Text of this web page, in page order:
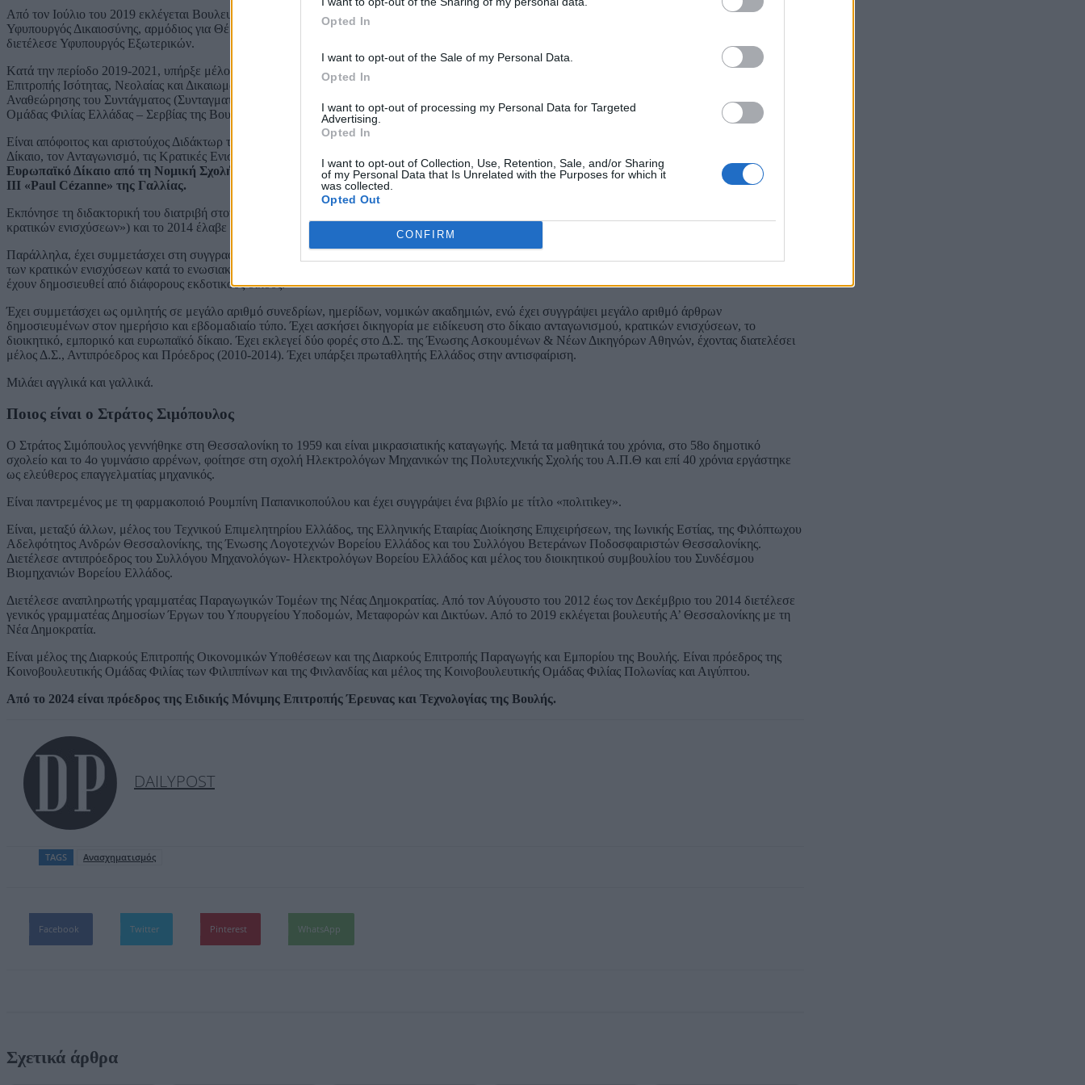
Opted In
I want to opt-out of the Sale of my Personal Data.
Opted In
I want to opt-out of processing my Personal Data for Targeted
Advertising.
Opted In
I want to opt-out of Collection, Use, Retention, Sale, and/or Sharing
of my Personal Data that Is Unrelated with the Purposes for which it
was collected.
Opted Out
CONFIRM
Από τον Ιούλιο του 2019 εκλέγεται Βουλευτής Δυτικής Αττικής με τη Νέα Δημοκρατία και από τον Ιανουάριο του 2021 έως τον Μάιο του 2023 διετέλεσε
Υφυπουργός Δικαιοσύνης, αρμόδιος για Θέματα Διεθνούς Συνεργασίας και Ανθρωπίνων Δικαιωμάτων. Από τον Ιούνιο του 2023 ως τον Μάρτιο του 2025
διετέλεσε Υφυπουργός Εξωτερικών.
Kατά την περίοδο 2019-2021, υπήρξε μέλος της Διαρκούς Επιτροπής Δημόσιας Διοίκησης, Δημόσιας Τάξης και Δικαιοσύνης, της Ειδικής Μόνιμης
Επιτροπής Ισότητας, Νεολαίας και Δικαιωμάτων του Ανθρώπου, της Υποεπιτροπής για τα θέματα των ατόμων με αναπηρία και της Επιτροπής
Αναθεώρησης του Συντάγματος (Συνταγματική Αναθεώρηση 2019), Αντιπρόεδρος της Ομάδας Φιλίας Ελλάδας – Γαλλίας της Βουλής και Μέλος της
Ομάδας Φιλίας Ελλάδας – Σερβίας της Βουλής.
Είναι απόφοιτος και αριστούχος Διδάκτωρ της Νομικής Σχολής του Εθνικού και Καποδιστριακού Πανεπιστημίου Αθηνών, με ειδίκευση στο Ευρωπαϊκό
Δίκαιο, τον Ανταγωνισμό, τις Κρατικές Ενισχύσεις, το Δίκαιο Επιχειρήσεων και το Διοικητικό Δίκαιο. Είναι κάτοχος δύο μεταπτυχιακών τίτλων,
Ευρωπαϊκό Δίκαιο από τη Νομική Σχολή Αθηνών και στο Διοικητικό Δίκαιο και την Τοπική Αυτοδιοίκηση από το Πανεπιστήμιο Aix-Marseille
III «Paul Cézanne» της Γαλλίας.
Εκπόνησε τη διδακτορική του διατριβή στον Τομέα Διεθνών Σπουδών της Νομικής Σχολής Αθηνών στο Ευρωπαϊκό Δίκαιο («Ανάκτηση παράνομων
κρατικών ενισχύσεων») και το 2014 έλαβε τον τίτλο του Διδάκτορος με βαθμό «Άριστα».
Παράλληλα, έχει συμμετάσχει στη συγγραφή μελετών σχετικών με το ευρωπαϊκό δίκαιο και το δίκαιο επιχειρήσεων. Βιβλίο του με τίτλο «Η ανάκτηση
των κρατικών ενισχύσεων κατά το ενωσιακό δίκαιο και την ελληνική έννομη τάξη» καθώς και μελέτες του σε θέματα διοικητικού και ευρωπαϊκού δικαίου
έχουν δημοσιευθεί από διάφορους εκδοτικούς οίκους.
Έχει συμμετάσχει ως ομιλητής σε μεγάλο αριθμό συνεδρίων, ημερίδων, νομικών ακαδημιών, ενώ έχει συγγράψει μεγάλο αριθμό άρθρων
δημοσιευμένων στον ημερήσιο και εβδομαδιαίο τύπο. Έχει ασκήσει δικηγορία με ειδίκευση στο δίκαιο ανταγωνισμού, κρατικών ενισχύσεων, το
διοικητικό, εμπορικό και ευρωπαϊκό δίκαιο. Έχει εκλεγεί δύο φορές στο Δ.Σ. της Ένωσης Ασκουμένων & Νέων Δικηγόρων Αθηνών, έχοντας διατελέσει
μέλος Δ.Σ., Αντιπρόεδρος και Πρόεδρος (2010-2014). Έχει υπάρξει πρωταθλητής Ελλάδος στην αντισφαίριση.
Μιλάει αγγλικά και γαλλικά.
Ποιος είναι ο Στράτος Σιμόπουλος
Ο Στράτος Σιμόπουλος γεννήθηκε στη Θεσσαλονίκη το 1959 και είναι μικρασιατικής καταγωγής. Μετά τα μαθητικά του χρόνια, στο 58ο δημοτικό
σχολείο και το 4ο γυμνάσιο αρρένων, φοίτησε στη σχολή Ηλεκτρολόγων Μηχανικών της Πολυτεχνικής Σχολής του Α.Π.Θ και επί 40 χρόνια εργάστηκε
ως ελεύθερος επαγγελματίας μηχανικός.
Είναι παντρεμένος με τη φαρμακοποιό Ρουμπίνη Παπανικοπούλου και έχει συγγράψει ένα βιβλίο με τίτλο «πολιτιkey».
Είναι, μεταξύ άλλων, μέλος του Τεχνικού Επιμελητηρίου Ελλάδος, της Ελληνικής Εταιρίας Διοίκησης Επιχειρήσεων, της Ιωνικής Εστίας, της Φιλόπτωχου
Αδελφότητος Ανδρών Θεσσαλονίκης, της Ένωσης Λογοτεχνών Βορείου Ελλάδος και του Συλλόγου Βετεράνων Ποδοσφαιριστών Θεσσαλονίκης.
Διετέλεσε αντιπρόεδρος του Συλλόγου Μηχανολόγων- Ηλεκτρολόγων Βορείου Ελλάδος και μέλος του διοικητικού συμβουλίου του Συνδέσμου
Βιομηχανιών Βορείου Ελλάδος.
Διετέλεσε αναπληρωτής γραμματέας Παραγωγικών Τομέων της Νέας Δημοκρατίας. Από τον Αύγουστο του 2012 έως τον Δεκέμβριο του 2014 διετέλεσε
γενικός γραμματέας Δημοσίων Έργων του Υπουργείου Υποδομών, Μεταφορών και Δικτύων. Από το 2019 εκλέγεται βουλευτής Α’ Θεσσαλονίκης με τη
Νέα Δημοκρατία.
Είναι μέλος της Διαρκούς Επιτροπής Οικονομικών Υποθέσεων και της Διαρκούς Επιτροπής Παραγωγής και Εμπορίου της Βουλής. Είναι πρόεδρος της
Κοινοβουλευτικής Ομάδας Φιλίας των Φιλιππίνων και της Φινλανδίας και μέλος της Κοινοβουλευτικής Ομάδας Φιλίας Πολωνίας και Αιγύπτου.
Από το 2024 είναι πρόεδρος της Ειδικής Μόνιμης Επιτροπής Έρευνας και Τεχνολογίας της Βουλής.
DAILYPOST
TAGS Ανασχηματισμός
Facebook Twitter Pinterest WhatsApp
Σχετικά άρθρα